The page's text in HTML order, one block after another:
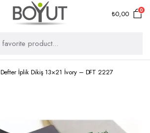
₺0,00 0
Defter İplik Dikiş 13×21 İvory – DFT 2227